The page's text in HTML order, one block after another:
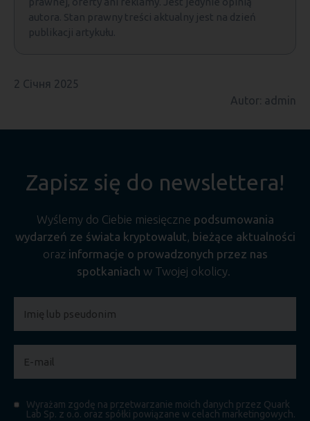
autora. Stan prawny treści aktualny jest na dzień
publikacji artykułu.
2 Січня 2025
Autor: admin
Zapisz się do newslettera!
Wyślemy do Ciebie miesięczne podsumowania
wydarzeń ze świata kryptowalut, bieżące aktualności
oraz informacje o prowadzonych przez nas
spotkaniach w Twojej okolicy.
Wyrażam zgodę na przetwarzanie moich danych przez Quark
Lab Sp. z o.o. oraz spółki powiązane w celach marketingowych.